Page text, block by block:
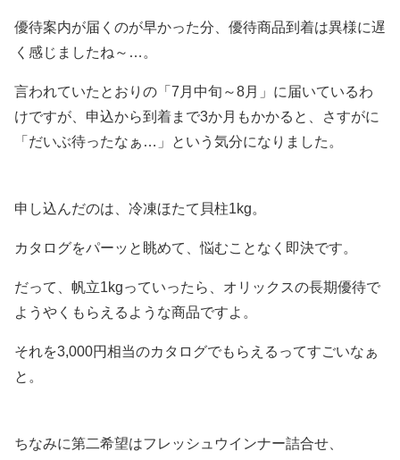
優待案内が届くのが早かった分、優待商品到着は異様に遅
く感じましたね～…。
言われていたとおりの「7月中旬～8月」に届いているわ
けですが、申込から到着まで3か月もかかると、さすがに
「だいぶ待ったなぁ…」という気分になりました。
申し込んだのは、冷凍ほたて貝柱1kg。
カタログをパーッと眺めて、悩むことなく即決です。
だって、帆立1kgっていったら、オリックスの長期優待で
ようやくもらえるような商品ですよ。
それを3,000円相当のカタログでもらえるってすごいなぁ
と。
ちなみに第二希望はフレッシュウインナー詰合せ、